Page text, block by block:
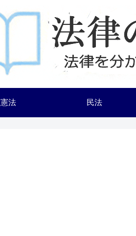
憲法 民法